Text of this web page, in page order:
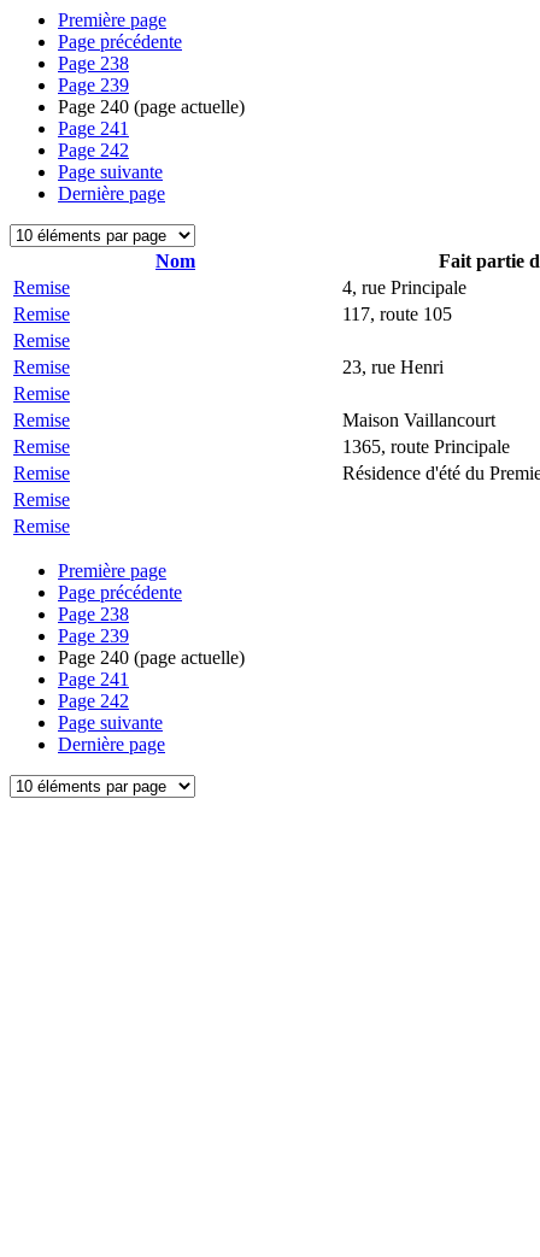
Première page
Page précédente
Page 238
Page 239
Page 240 (page actuelle)
Page 241
Page 242
Page suivante
Dernière page
Nom
Fait partie
Remise
4, rue Principale
Remise
117, route 105
Remise
Remise
23, rue Henri
Remise
Remise
Maison Vaillancourt
Remise
1365, route Principale
Remise
Résidence d'été du
Remise
Remise
Première page
Page précédente
Page 238
Page 239
Page 240 (page actuelle)
Page 241
Page 242
Page suivante
Dernière page